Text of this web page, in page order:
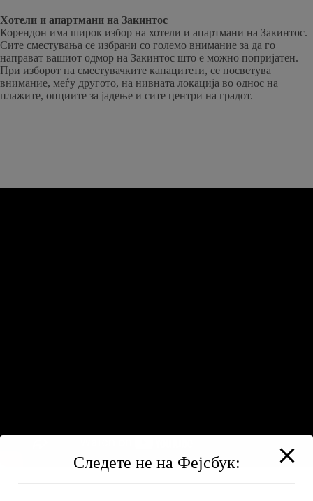
Хотели и апартмани на Закинтос
Корендон има широк избор на хотели и апартмани на Закинтос.
Сите сместувања се избрани со големо внимание за да го
направат вашиот одмор на Закинтос што е можно попријатен.
При изборот на сместувачките капацитети, се посветува
внимание, меѓу другото, на нивната локација во однос на
плажите, опциите за јадење и сите центри на градот.
Следете не на Фејсбук: